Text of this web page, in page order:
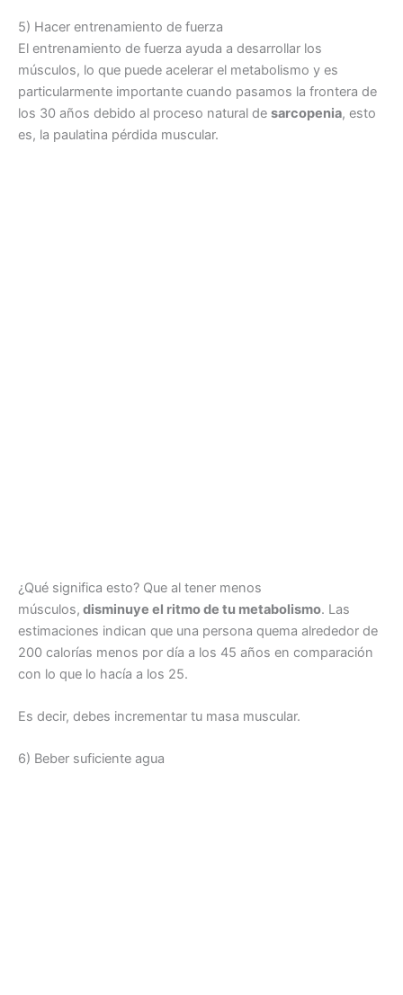
5) Hacer entrenamiento de fuerza
El entrenamiento de fuerza ayuda a desarrollar los
músculos, lo que puede acelerar el metabolismo y es
particularmente importante cuando pasamos la frontera de
los 30 años debido al proceso natural de sarcopenia, esto
es, la paulatina pérdida muscular.
¿Qué significa esto? Que al tener menos
músculos, disminuye el ritmo de tu metabolismo. Las
estimaciones indican que una persona quema alrededor de
200 calorías menos por día a los 45 años en comparación
con lo que lo hacía a los 25.
Es decir, debes incrementar tu masa muscular.
6) Beber suficiente agua